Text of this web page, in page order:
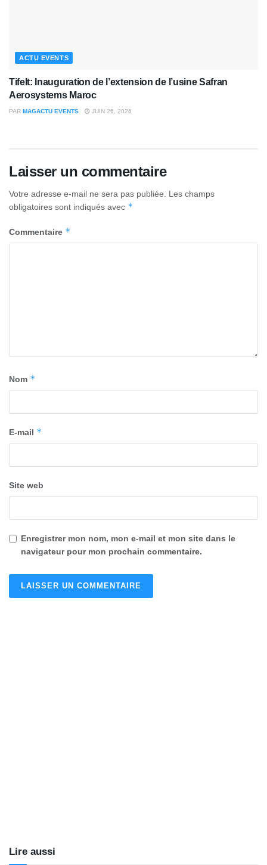
ACTU EVENTS
Tifelt: Inauguration de l’extension de l’usine Safran
Aerosystems Maroc
PAR MAGACTU EVENTS JUIN 26, 2026
Laisser un commentaire
Votre adresse e-mail ne sera pas publiée.
Les champs
obligatoires sont indiqués avec *
Commentaire *
Nom *
E-mail *
Site web
Enregistrer mon nom, mon e-mail et mon site dans le
navigateur pour mon prochain commentaire.
Lire aussi